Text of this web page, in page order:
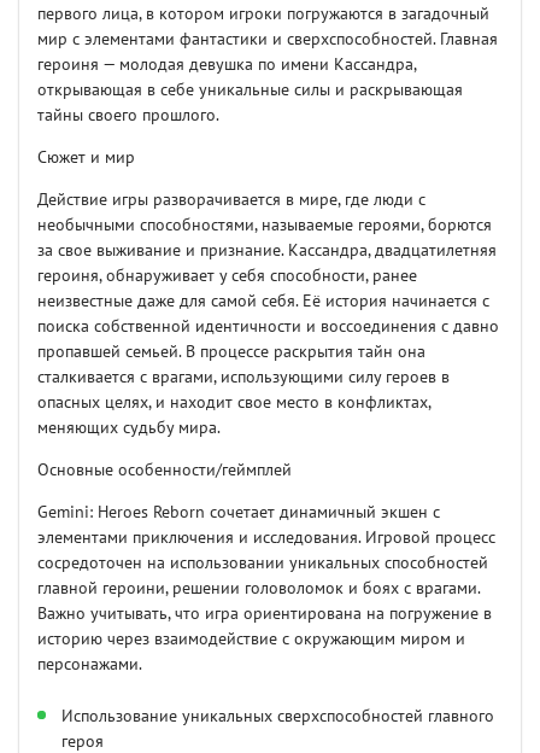
первого лица, в котором игроки погружаются в загадочный
мир с элементами фантастики и сверхспособностей. Главная
героиня — молодая девушка по имени Кассандра,
открывающая в себе уникальные силы и раскрывающая
тайны своего прошлого.
Сюжет и мир
Действие игры разворачивается в мире, где люди с
необычными способностями, называемые героями, борются
за свое выживание и признание. Кассандра, двадцатилетняя
героиня, обнаруживает у себя способности, ранее
неизвестные даже для самой себя. Её история начинается с
поиска собственной идентичности и воссоединения с давно
пропавшей семьей. В процессе раскрытия тайн она
сталкивается с врагами, использующими силу героев в
опасных целях, и находит свое место в конфликтах,
меняющих судьбу мира.
Основные особенности/геймплей
Gemini: Heroes Reborn сочетает динамичный экшен с
элементами приключения и исследования. Игровой процесс
сосредоточен на использовании уникальных способностей
главной героини, решении головоломок и боях с врагами.
Важно учитывать, что игра ориентирована на погружение в
историю через взаимодействие с окружающим миром и
персонажами.
Использование уникальных сверхспособностей главного
героя